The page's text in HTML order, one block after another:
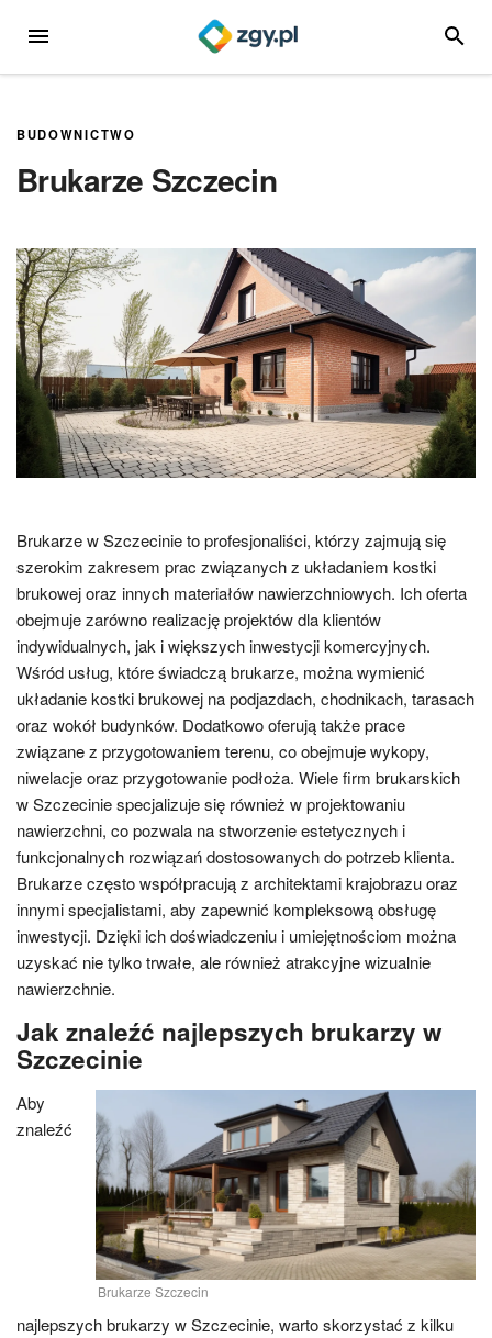
MENU
BUDOWNICTWO
Brukarze Szczecin
Brukarze w Szczecinie to profesjonaliści, którzy zajmują się
szerokim zakresem prac związanych z układaniem kostki
brukowej oraz innych materiałów nawierzchniowych. Ich oferta
obejmuje zarówno realizację projektów dla klientów
indywidualnych, jak i większych inwestycji komercyjnych.
Wśród usług, które świadczą brukarze, można wymienić
układanie kostki brukowej na podjazdach, chodnikach, tarasach
oraz wokół budynków. Dodatkowo oferują także prace
związane z przygotowaniem terenu, co obejmuje wykopy,
niwelacje oraz przygotowanie podłoża. Wiele firm brukarskich
w Szczecinie specjalizuje się również w projektowaniu
nawierzchni, co pozwala na stworzenie estetycznych i
funkcjonalnych rozwiązań dostosowanych do potrzeb klienta.
Brukarze często współpracują z architektami krajobrazu oraz
innymi specjalistami, aby zapewnić kompleksową obsługę
inwestycji. Dzięki ich doświadczeniu i umiejętnościom można
uzyskać nie tylko trwałe, ale również atrakcyjne wizualnie
nawierzchnie.
Jak znaleźć najlepszych brukarzy w
Szczecinie
Brukarze Szczecin
Aby
znaleźć
najlepszych brukarzy w Szczecinie, warto skorzystać z kilku